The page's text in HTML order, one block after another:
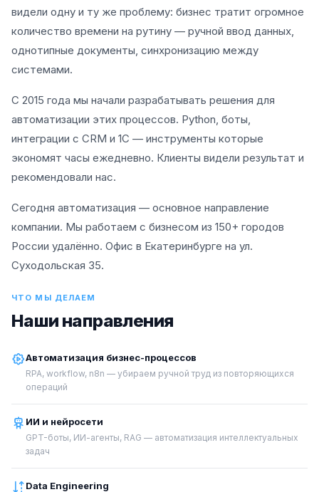
видели одну и ту же проблему: бизнес тратит огромное
количество времени на рутину — ручной ввод данных,
однотипные документы, синхронизацию между
системами.
С 2015 года мы начали разрабатывать решения для
автоматизации этих процессов. Python, боты,
интеграции с CRM и 1С — инструменты которые
экономят часы ежедневно. Клиенты видели результат и
рекомендовали нас.
Сегодня автоматизация — основное направление
компании. Мы работаем с бизнесом из 150+ городов
России удалённо. Офис в Екатеринбурге на ул.
Суходольская 35.
ЧТО МЫ ДЕЛАЕМ
Наши направления
Автоматизация бизнес-процессов
RPA, workflow, n8n — убираем ручной труд из повторяющихся
операций
ИИ и нейросети
GPT-боты, ИИ-агенты, RAG — автоматизация интеллектуальных
задач
Data Engineering